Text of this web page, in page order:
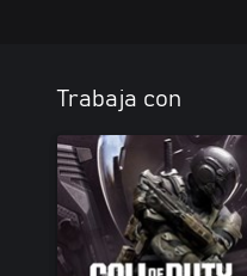
Trabaja con